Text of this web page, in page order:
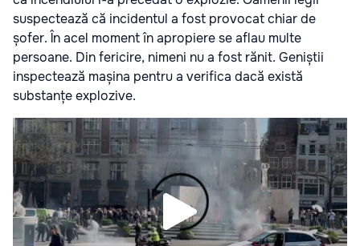
suspectează că incidentul a fost provocat chiar de
șofer. În acel moment în apropiere se aflau multe
persoane. Din fericire, nimeni nu a fost rănit. Geniștii
inspectează mașina pentru a verifica dacă există
substanțe explozive.